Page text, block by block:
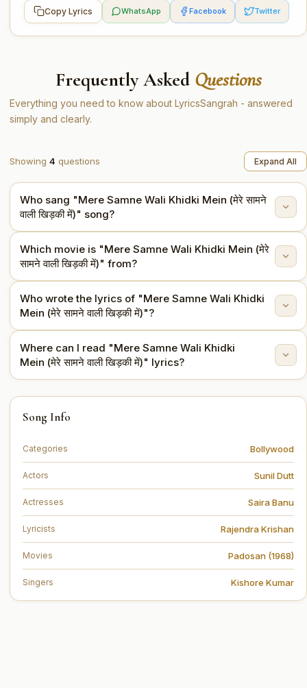
Copy Lyrics WhatsApp Facebook Twitter
Frequently Asked Questions
Everything you need to know about LyricsSangrah - answered
simply and clearly.
Showing 4 questions Expand All
Who sang "Mere Samne Wali Khidki Mein (मेरे सामने
वाली खिड़की में)" song?
"Mere Samne Wali Khidki Mein (मेरे सामने वाली खिड़की में)" is
sung by Kishore Kumar.
Which movie is "Mere Samne Wali Khidki Mein (मेरे
सामने वाली खिड़की में)" from?
This song is from the movie Padosan (1968).
Who wrote the lyrics of "Mere Samne Wali Khidki
Mein (मेरे सामने वाली खिड़की में)"?
The lyrics are written by Rajendra Krishan.
Where can I read "Mere Samne Wali Khidki
Mein (मेरे सामने वाली खिड़की में)" lyrics?
You can read the full lyrics of "Mere Samne Wali Khidki
Mein (मेरे सामने वाली खिड़की में)" on this page.
Song Info
Categories Bollywood
Actors Sunil Dutt
Actresses Saira Banu
Lyricists Rajendra Krishan
Movies Padosan (1968)
Singers Kishore Kumar